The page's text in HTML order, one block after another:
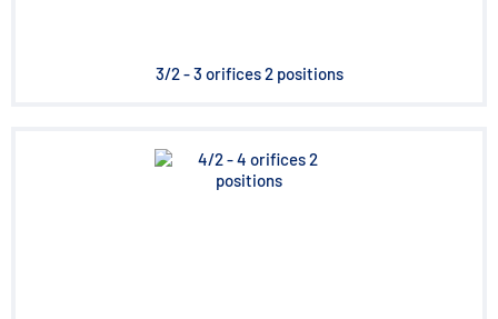
3/2 - 3 orifices 2 positions